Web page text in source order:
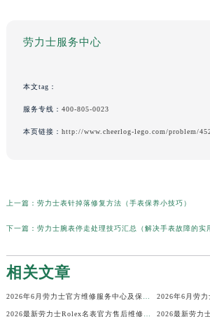
劳力士服务中心
本文tag：
服务专线： 400-805-0023
本页链接： http://www.cheerlog-lego.com/problem/
上一篇： 劳力士表针掉落修复方法（手表保养小技巧）
下一篇： 劳力士腕表停走处理技巧汇总（解决手表故障的实
相关文章